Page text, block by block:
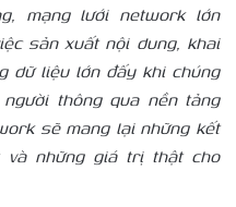
mạng lưới network lớn
sản xuất nội dung, khai
dữ liệu lớn đấy khi chúng
thông qua nền tảng
sẽ mang lại những kết
những giá trị thật cho